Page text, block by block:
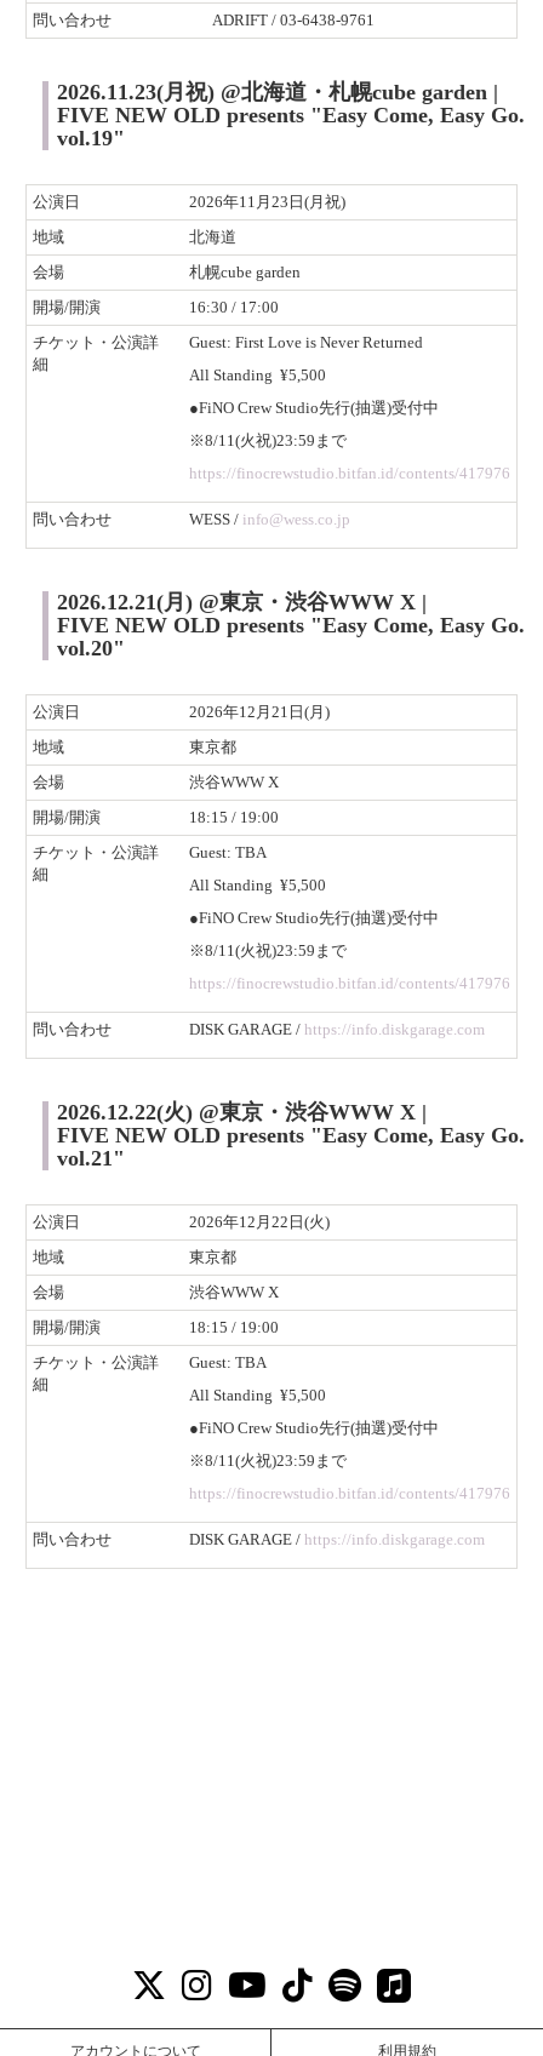
​問い合わせ ADRIFT / 03-6438-9761
2026.11.23(月祝) @北海道・札幌cube garden |
FIVE NEW OLD presents "Easy Come, Easy Go.
vol.19"
公演日
2026年11月23日(月祝)
地域
北海道
会場
札幌cube garden
開場/開演
16:30 / 17:00
チケット・公演詳
細
Guest: First Love is Never Returned
All Standing ¥5,500
●FiNO Crew Studio先行(抽選)受付中
※8/11(火祝)23:59まで
https://finocrewstudio.bitfan.id/contents/417976
​問い合わせ WESS / info@wess.co.jp
2026.12.21(月) @東京・渋谷WWW X |
FIVE NEW OLD presents "Easy Come, Easy Go.
vol.20"
公演日
2026年12月21日(月)
地域
東京都
会場
渋谷WWW X
開場/開演
18:15 / 19:00
チケット・公演詳
細
Guest: TBA
All Standing ¥5,500
●FiNO Crew Studio先行(抽選)受付中
※8/11(火祝)23:59まで
https://finocrewstudio.bitfan.id/contents/417976
​問い合わせ DISK GARAGE / https://info.diskgarage.com
2026.12.22(火) @東京・渋谷WWW X |
FIVE NEW OLD presents "Easy Come, Easy Go.
vol.21"
公演日
2026年12月22日(火)
地域
東京都
会場
渋谷WWW X
開場/開演
18:15 / 19:00
チケット・公演詳
細
Guest: TBA
All Standing ¥5,500
●FiNO Crew Studio先行(抽選)受付中
※8/11(火祝)23:59まで
https://finocrewstudio.bitfan.id/contents/417976
​問い合わせ DISK GARAGE / https://info.diskgarage.com
アカウントについて 利用規約